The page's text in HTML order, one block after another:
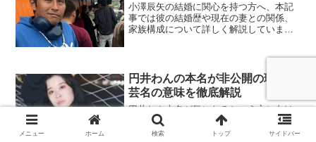
小澤辰矢の結婚に関心を持つ方へ、本記
事では彼の結婚歴や現在の妻との関係、
家族構成について詳しく解説していま
容となっています。また、年収...
円井わんの本名が非公開の理由と
芸名の意味を徹底解説
円井わん本名が気になるという方に向け
て、彼女の素顔に迫る情報を徹底的にま
とめました。この記事では、円井わん本
メニュー ホーム 検索 トップ サイドバー